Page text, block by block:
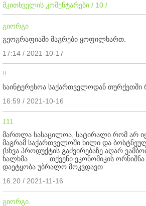
მკითხველის კომენტარები / 10 /
გიორგი
გეოგრაფიაში მაგრები ყოფილხართ.
17:14 / 2021-10-17
!!
საინტერესოა საქართველოდან თურქეთში
16:59 / 2021-10-16
111
მართლა სასაცილოა, სატირალი რომ არ
მაგრამ საქართველოში ხილი და
(სხვა პროდუქტის გაძვირებაზე აღარ
ხალხმა ......... თქვენი ეკონომიკის
დაეტყობა უბრალო მოკვდავთ
16:20 / 2021-11-16
გიორგი.